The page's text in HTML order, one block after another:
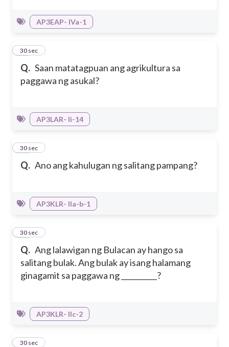
AP3EAP- IVa-1
Q. Saan matatagpuan ang agrikultura sa
paggawa ng asukal?
13
30 sec
AP3LAR- Ii-14
Q. Ano ang kahulugan ng salitang pampang?
14
30 sec
AP3KLR- IIa-b-1
Q. Ang lalawigan ng Bulacan ay hango sa
salitang bulak. Ang bulak ay isang halamang
ginagamit sa paggawa ng __________?
15
30 sec
AP3KLR- IIc-2
16
30 sec